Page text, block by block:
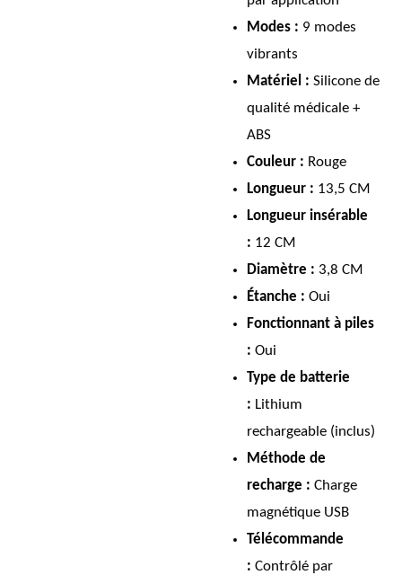
Modes : 9 modes
vibrants
Matériel : Silicone de
qualité médicale +
ABS
Couleur : Rouge
Longueur : 13,5 CM
Longueur insérable
: 12 CM
Diamètre : 3,8 CM
Étanche : Oui
Fonctionnant à piles
: Oui
Type de batterie
: Lithium
rechargeable (inclus)
Méthode de
recharge : Charge
magnétique USB
Télécommande
: Contrôlé par